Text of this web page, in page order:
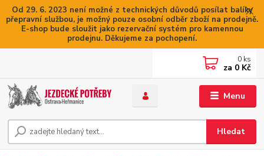
Od 29. 6. 2023 není možné z technických důvodů posílat balíky
přepravní službou, je možný pouze osobní odběr zboží na prodejně.
E-shop bude sloužit jako rezervační systém pro kamennou
prodejnu. Děkujeme za pochopení.
Menu
Hledat
0 ks
za 0 Kč